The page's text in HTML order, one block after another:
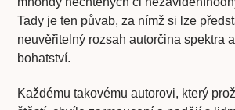
Tady je ten půvab, za nímž si lze
neuvěřitelný rozsah autorčina spektra
bohatství.
Každému takovému autorovi, který